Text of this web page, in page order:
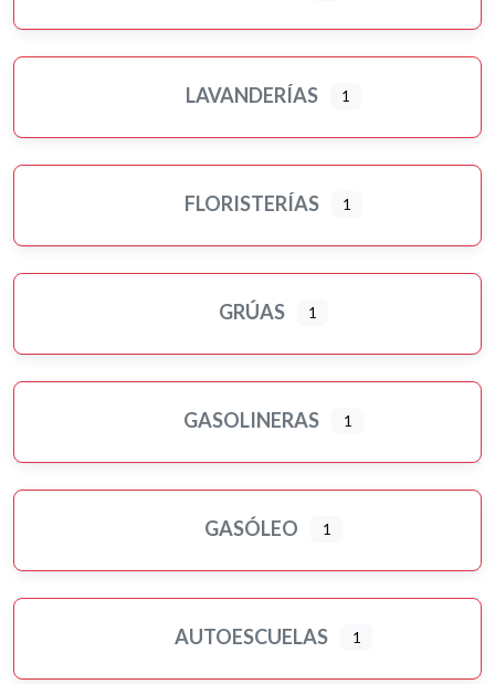
LAVANDERÍAS 1
FLORISTERÍAS 1
GRÚAS 1
GASOLINERAS 1
GASÓLEO 1
AUTOESCUELAS 1